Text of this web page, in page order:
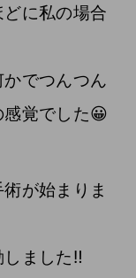
に私の場合
でつんつん
覚でした😀
が始まりま
ました‼️